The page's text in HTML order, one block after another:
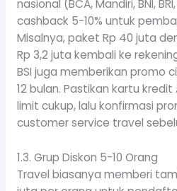
nasional (BCA, Mandiri, BNI,
cashback 5-10% untuk
Misalnya, paket Rp 40 juta
Rp 3,2 juta kembali ke
BSI juga memberikan promo
12 bulan. Pastikan kartu
limit cukup, lalu konfirmasi
customer service travel
1.3. Grup Diskon 5-10 Orang
Travel biasanya memberi